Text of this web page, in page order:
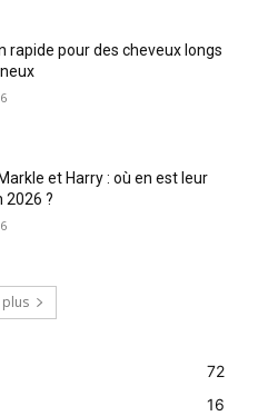
rapide pour des cheveux longs
et Harry : où en est leur
2026 ?
72
16